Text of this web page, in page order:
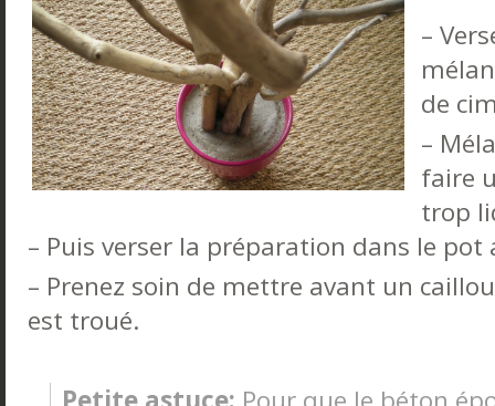
–
de
–
faire
trop
– Puis verser la préparation dans le
– Prenez soin de mettre avant un
est troué.